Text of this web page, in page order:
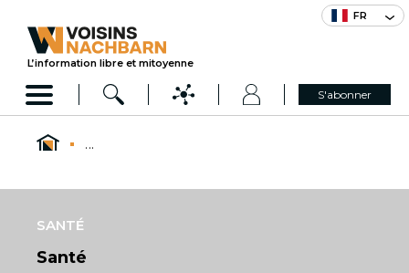
FR
L’information libre et mitoyenne
S'abonner
...
SANTÉ
Santé